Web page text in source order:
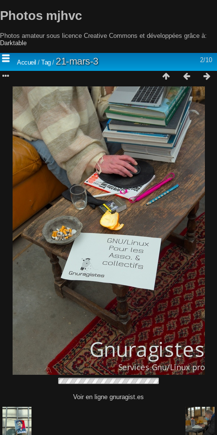
Photos mjhvc
Photos amateur sous licence Creative Commons et développées grâce à:
Darktable
2/10
Accueil / Tag / 21-mars-3
Voir en ligne gnuragist.es